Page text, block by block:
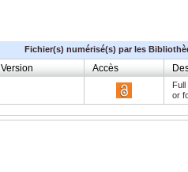
Fichier(s) numérisé(s) par les
Version Accès
or